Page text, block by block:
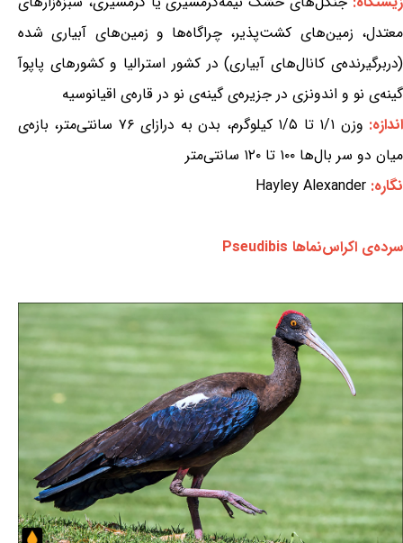
معتدل، زمین‌های کشت‌پذیر، چراگاه‌ها و زمین‌های آبیاری شده
(دربرگیرنده‌ی کانال‌های آبیاری) در کشور استرالیا و کشورهای پاپوآ
گینه‌ی نو و اندونزی در جزیره‌ی گینه‌ی نو در قاره‌ی اقیانوسیه
اندازه:
وزن ۱/۱ تا ۱/۵ کیلوگرم، بدن به درازای ۷۶ سانتی‌متر، بازه‌ی
میان دو سر بال‌ها ۱۰۰ تا ۱۲۰ سانتی‌متر
نگاره: Hayley Alexander
سرده‌ی اکراس‌نماها Pseudibis